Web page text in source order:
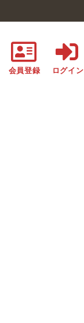
会員登録 ログイン